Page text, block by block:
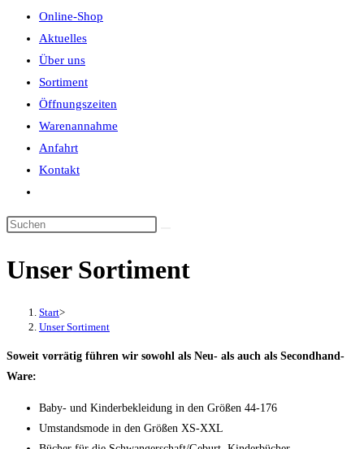
Online-Shop
Aktuelles
Über uns
Sortiment
Öffnungszeiten
Warenannahme
Anfahrt
Kontakt
umschalten
Unser Sortiment
Start>
Unser Sortiment
Soweit vorrätig führen wir sowohl als Neu- als auch als Secondhand-
Ware:
Baby- und Kinderbekleidung in den Größen 44-176
Umstandsmode in den Größen XS-XXL